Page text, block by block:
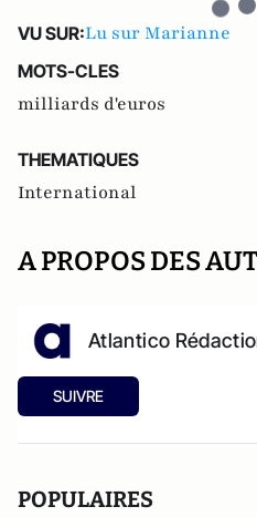
VU SUR:Lu sur Marianne
MOTS-CLES
milliards d'euros
THEMATIQUES
International
A PROPOS DES
Atlantico
SUIVRE
POPULAIRES